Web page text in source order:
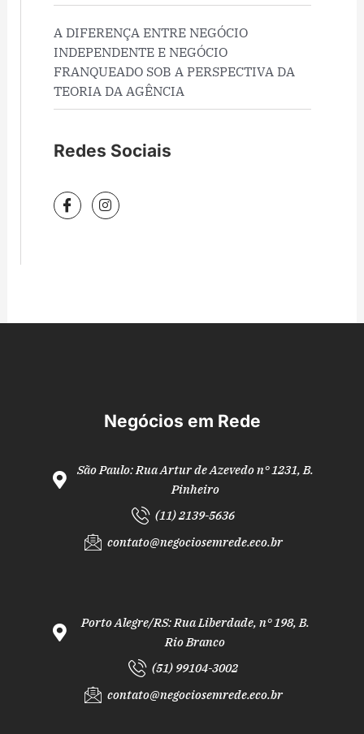
A DIFERENÇA ENTRE NEGÓCIO
INDEPENDENTE E NEGÓCIO
FRANQUEADO SOB A PERSPECTIVA DA
TEORIA DA AGÊNCIA
Redes Sociais
I
c
o
b
I
n
s
Negócios em Rede
São Paulo: Rua Artur de Azevedo n° 1231, B.
Pinheiro
(11) 2139-5636
contato@negociosemrede.eco.br
Porto Alegre/RS: Rua Liberdade, n° 198, B.
Rio Branco
(51) 99104-3002
contato@negociosemrede.eco.br